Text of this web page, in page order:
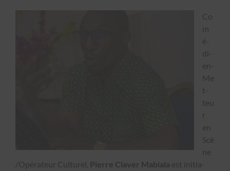
Co
m
é­
di­
en-
Me
t­
teu
en
Scè
ne
/Opérateur Cul­turel,
Pierre Claver Mabi­ala est ini­ti­a­